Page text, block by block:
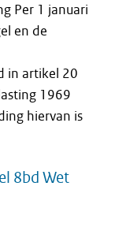
Per 1 januari
en de
in artikel 20
1969
hiervan is
8bd Wet